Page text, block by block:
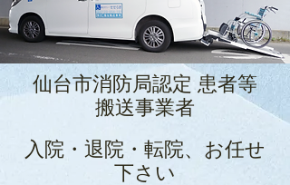
仙台市消防局認定 患者等
搬送事業者
入院・退院・転院、お任せ
下さい